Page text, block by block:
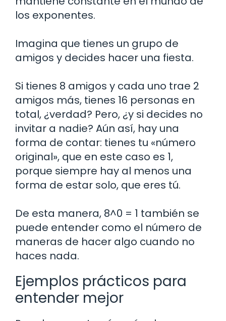
los exponentes.
Imagina que tienes un grupo de
amigos y decides hacer una fiesta.
Si tienes 8 amigos y cada uno trae 2
amigos más, tienes 16 personas en
total, ¿verdad? Pero, ¿y si decides no
invitar a nadie? Aún así, hay una
forma de contar: tienes tu «número
original», que en este caso es 1,
porque siempre hay al menos una
forma de estar solo, que eres tú.
De esta manera, 8^0 = 1 también se
puede entender como el número de
maneras de hacer algo cuando no
haces nada.
Ejemplos prácticos para
entender mejor